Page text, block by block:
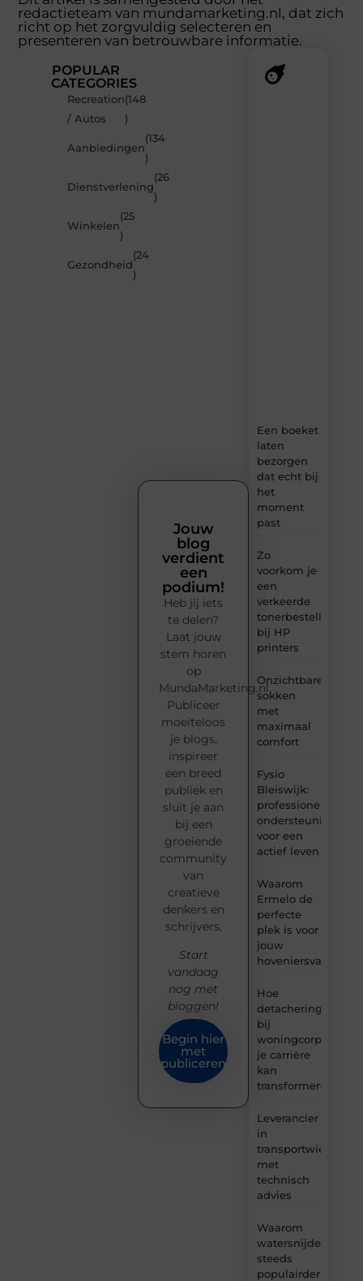
redactieteam van mundamarketing.nl, dat zich
richt op het zorgvuldig selecteren en
presenteren van betrouwbare informatie.
POPULAR
CATEGORIES
Recreation
/ Autos
(148
)
Aanbiedingen
(134
)
Dienstverlening
(26
)
Winkelen
(25
)
Gezondheid
(24
)
Een boeket
laten
bezorgen
dat echt bij
het
moment
past
Zo
voorkom je
een
verkeerde
tonerbestelling
bij HP
printers
Onzichtbare
sokken
met
maximaal
comfort
Fysio
Bleiswijk:
professionele
ondersteuning
voor een
actief leven
Waarom
Ermelo de
perfecte
plek is voor
jouw
Hoe
detachering
bij
woningcorporaties
je carrière
kan
transformeren
Leverancier
in
transportwielen
met
technisch
advies
Waarom
watersnijden
steeds
populairder
Jouw
blog
verdient
een
podium!
Heb jij iets
te delen?
Laat jouw
stem horen
op
MundaMarketing.nl.
Publiceer
moeiteloos
je blogs,
inspireer
een breed
publiek en
sluit je aan
bij een
groeiende
community
van
creatieve
denkers en
schrijvers.
Start
vandaag
nog met
bloggen!
Begin hier
met
publiceren